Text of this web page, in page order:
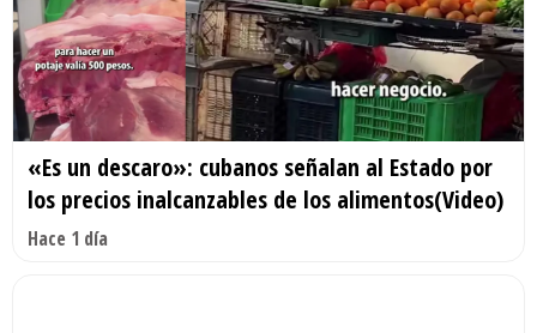
«Es un descaro»: cubanos señalan al Estado por
los precios inalcanzables de los alimentos(Video)
Hace 1 día